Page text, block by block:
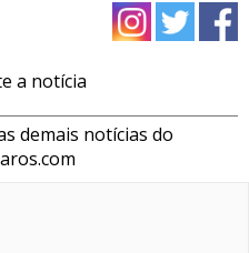
a notícia
demais notícias do